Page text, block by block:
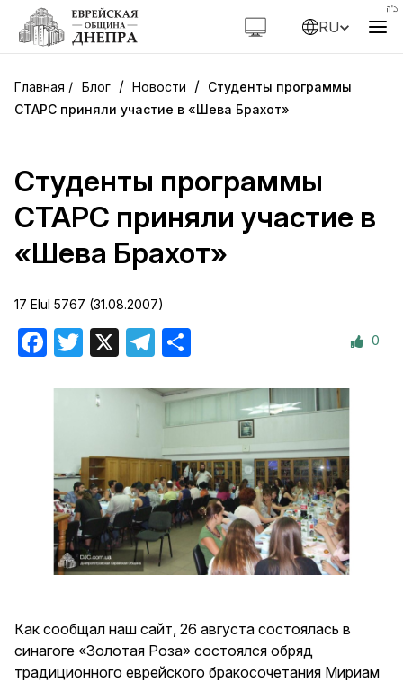
RU
Блог / Новости / Студенты программы
СТАРС приняли участие в «Шева Брахот»
Студенты программы
СТАРС приняли участие в
«Шева Брахот»
17 Elul 5767 (31.08.2007)
Facebook
Twitter Telegram 0
Как сообщал наш сайт, 26 августа состоялась в
синагоге «Золотая Роза» состоялся обряд
традиционного еврейского бракосочетания Мириам